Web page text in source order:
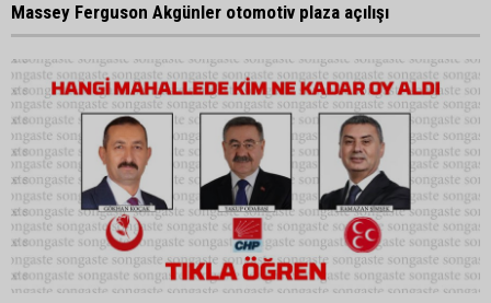
Massey Ferguson Akgünler otomotiv plaza açılışı